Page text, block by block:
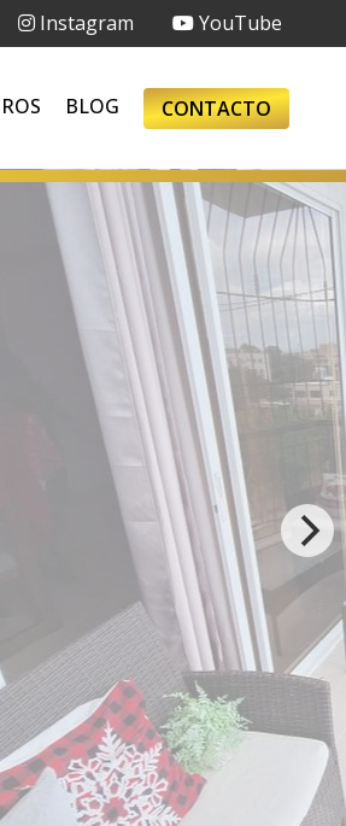
Instagram YouTube
BLOG CONTACTO